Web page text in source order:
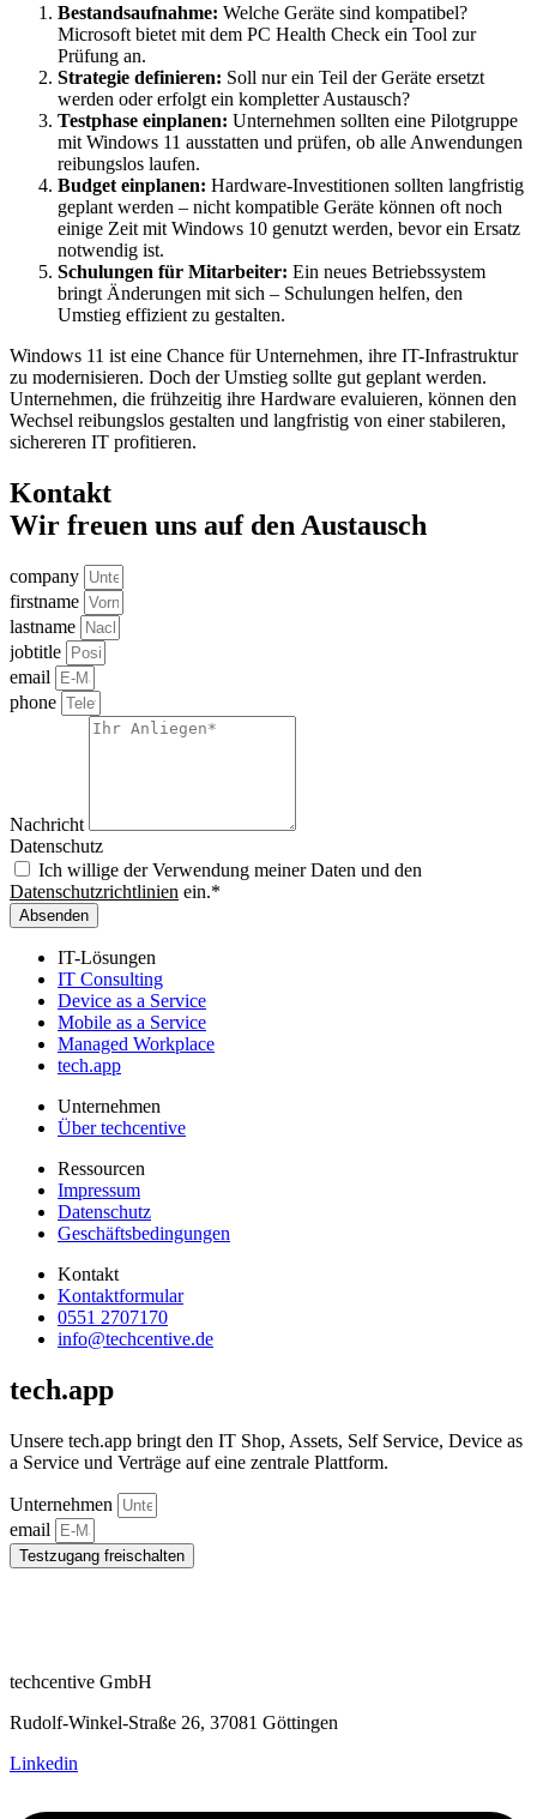
Bestandsaufnahme: Welche Geräte sind kompatibel?
Microsoft bietet mit dem PC Health Check ein Tool zur
Prüfung an.
Strategie definieren: Soll nur ein Teil der Geräte ersetzt
werden oder erfolgt ein kompletter Austausch?
Testphase einplanen: Unternehmen sollten eine Pilotgruppe
mit Windows 11 ausstatten und prüfen, ob alle Anwendungen
reibungslos laufen.
Budget einplanen: Hardware-Investitionen sollten langfristig
geplant werden – nicht kompatible Geräte können oft noch
einige Zeit mit Windows 10 genutzt werden, bevor ein Ersatz
notwendig ist.
Schulungen für Mitarbeiter: Ein neues Betriebssystem
bringt Änderungen mit sich – Schulungen helfen, den
Umstieg effizient zu gestalten.
Windows 11 ist eine Chance für Unternehmen, ihre IT-Infrastruktur
zu modernisieren. Doch der Umstieg sollte gut geplant werden.
Unternehmen, die frühzeitig ihre Hardware evaluieren, können den
Wechsel reibungslos gestalten und langfristig von einer stabileren,
sichereren IT profitieren.
Kontakt
Wir freuen uns auf den Austausch
company
firstname
lastname
jobtitle
email
phone
Nachricht
Datenschutz
Ich willige der Verwendung meiner Daten und den
Datenschutzrichtlinien ein.*
Absenden
IT-Lösungen
IT Consulting
Device as a Service
Mobile as a Service
Managed Workplace
tech.app
Unternehmen
Über techcentive
Ressourcen
Impressum
Datenschutz
Geschäftsbedingungen
Kontakt
Kontaktformular
0551 2707170
info@techcentive.de
tech.app
Unsere tech.app bringt den IT Shop, Assets, Self Service, Device as
a Service und Verträge auf eine zentrale Plattform.
Unternehmen
email
Testzugang freischalten
techcentive GmbH
Rudolf-Winkel-Straße 26, 37081 Göttingen
Linkedin